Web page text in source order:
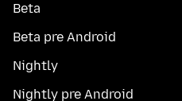
Beta
Beta pre Android
Nightly
Nightly pre Android